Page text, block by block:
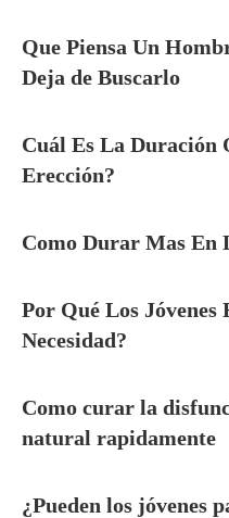
Que Piensa Un
Deja de Buscarlo
Cuál Es La Duración
Erección?
Como Durar Mas En
Por Qué Los
Necesidad?
Como curar la
natural rapidamente
¿Pueden los jóvenes